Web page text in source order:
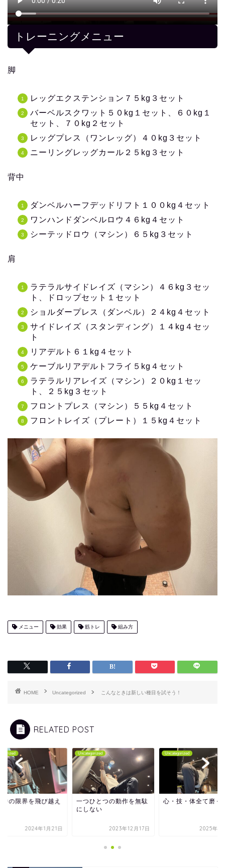
トレーニングメニュー
脚
レッグエクステンション７５kg３セット
バーベルスクワット５０kg１セット、６０kg１
セット、７０kg２セット
レッグプレス（ワンレッグ）４０kg３セット
ニーリングレッグカール２５kg３セット
背中
ダンベルハーフデッドリフト１００kg４セット
ワンハンドダンベルロウ４６kg４セット
シーテッドロウ（マシン）６５kg３セット
肩
ラテラルサイドレイズ（マシン）４６kg３セッ
ト、ドロップセット１セット
ショルダープレス（ダンベル）２４kg４セット
サイドレイズ（スタンディング）１４kg４セッ
ト
リアデルト６１kg４セット
ケーブルリアデルトフライ５kg４セット
ラテラルリアレイズ（マシン）２０kg１セッ
ト、２５kg３セット
フロントプレス（マシン）５５kg４セット
フロントレイズ（プレート）１５kg４セット
メニュー 効果 筋トレ 組み方
HOME Uncategorized こんなときは新しい種目を試そう！
RELATED POST
中の限界を飛び越え
2024年1月21日
Uncategorized
一つひとつの動作を無駄
にしない
2023年12月17日
Uncategorized
心・技・体全て磨く
2025年11